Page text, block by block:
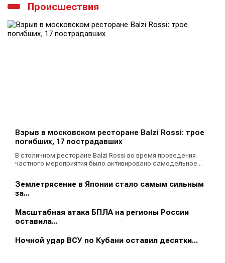
Происшествия
Взрыв в московском ресторане Balzi Rossi: трое
погибших, 17 пострадавших
В столичном ресторане Balzi Rossi во время проведения
частного мероприятия было активировано самодельное...
Землетрясение в Японии стало самым сильным
за...
Масштабная атака БПЛА на регионы России
оставила...
Ночной удар ВСУ по Кубани оставил десятки...